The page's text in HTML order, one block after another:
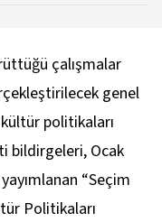
çalışmalar
genel
politikaları
bildirgeleri, Ocak
“Seçim
Politikaları